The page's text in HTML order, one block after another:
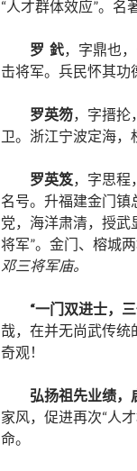
“人才群体效应”。名
罗 釴，字鼎也
击将军。兵民怀其功
罗英笏，字搢抡
卫。浙江宁波定海，
罗英笈，字思程
名号。升福建金门镇
党，海洋肃清，授武
将军”。金门、榕城
邓三将军庙。
“一门双进士，三
哉，在并无尚武传统
奇观！
弘扬祖先业绩，
家风，促进再次“人
命。